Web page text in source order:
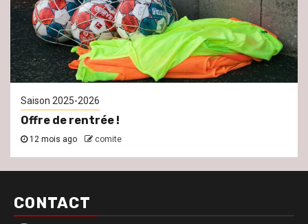
Saison 2025-2026
Offre de rentrée !
12 mois ago comite
CONTACT